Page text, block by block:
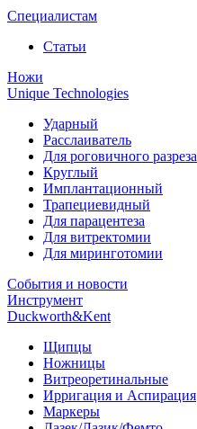
Специалистам
Статьи
Ножи
Unique Technologies
Ударный
Раcслаиватель
Для роговичного разреза
Круглый
Имплантационный
Трапециевидный
Для парацентеза
Для витректомии
Для миринготомии
События и новости
Инструмент
Duckworth&Kent
Щипцы
Ножницы
Витреоретинальные
Ирригация и Аспирация
Маркеры